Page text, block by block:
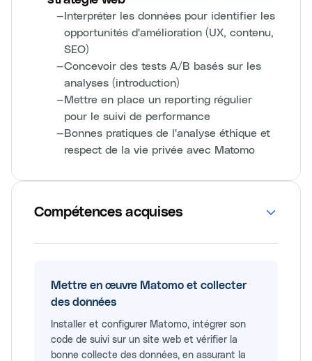
—Interpréter les données pour identifier les
opportunités d'amélioration (UX, contenu,
SEO)
—Concevoir des tests A/B basés sur les
analyses (introduction)
—Mettre en place un reporting régulier
pour le suivi de performance
—Bonnes pratiques de l'analyse éthique et
respect de la vie privée avec Matomo
Compétences acquises
Mettre en œuvre Matomo et collecter
des données
Installer et configurer Matomo, intégrer son
code de suivi sur un site web et vérifier la
bonne collecte des données, en assurant la